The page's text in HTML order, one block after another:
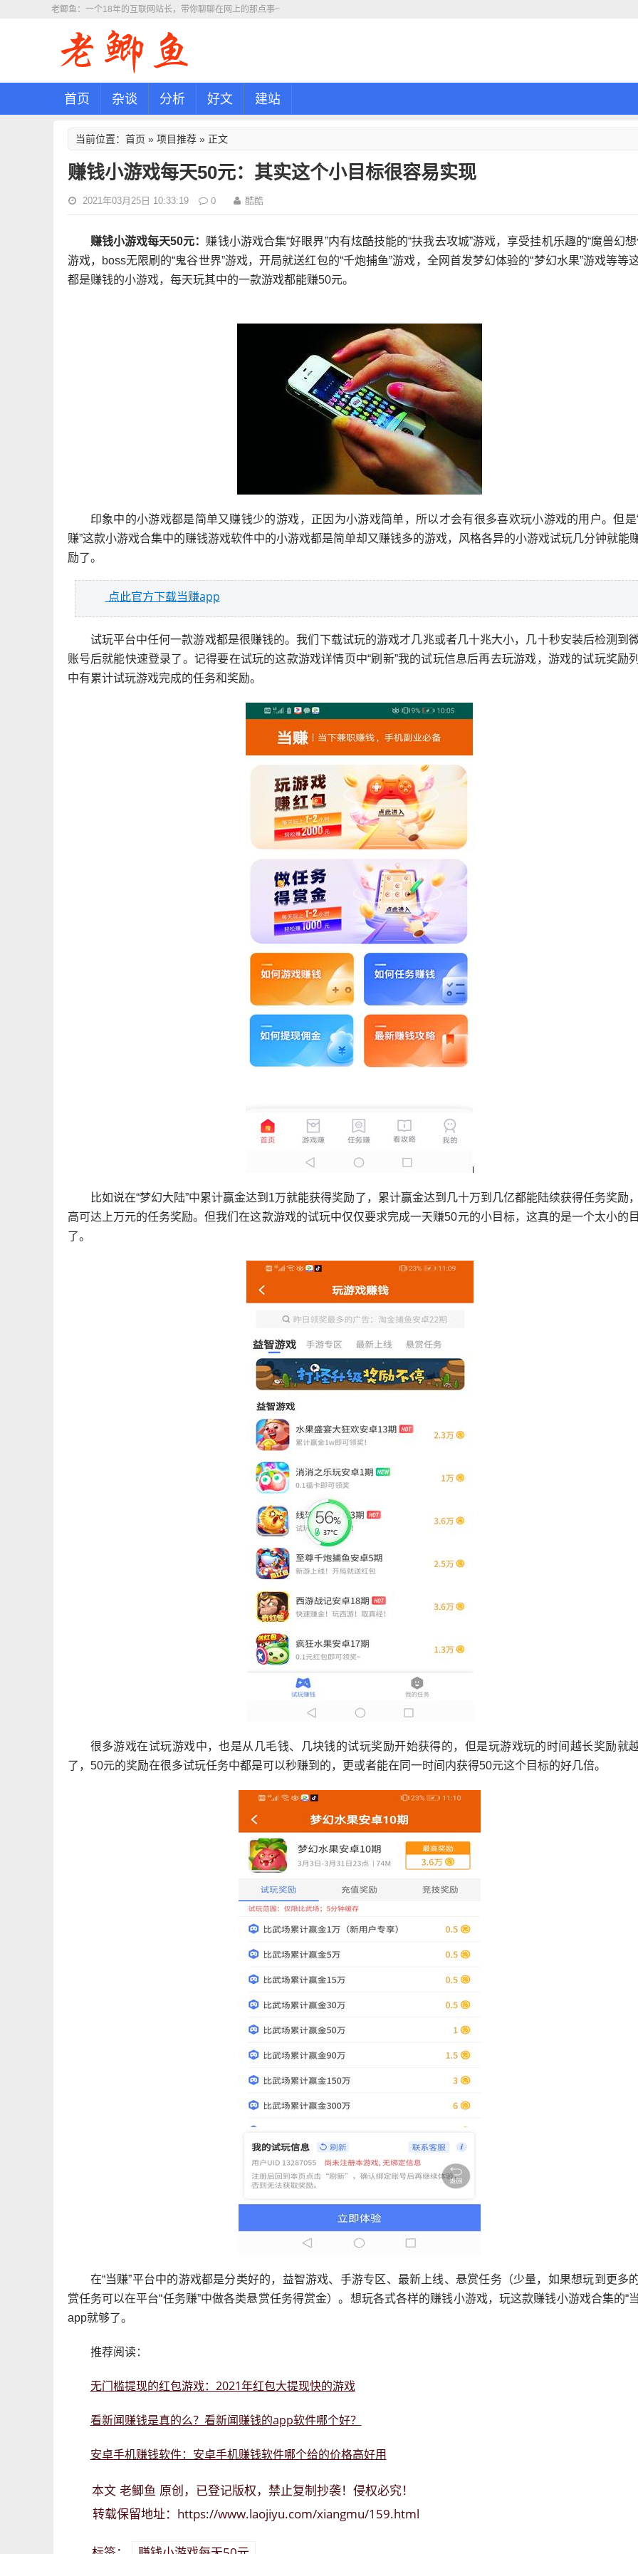
老鲫鱼：一个18年的互联网站长，带你聊聊在网上的那点事~
首页 杂谈 分析 好文 建站
当前位置： 首页 » 项目推荐» 正文
赚钱小游戏每天50元：其实这个小目标很容易实现
2021年03月25日 10:33:19 0 酷酷
赚钱小游戏每天50元： 赚钱小游戏合集“好眼界”内有炫酷技能的“扶我去攻城”游戏，享受挂机乐趣的“魔兽幻想
游戏，boss无限刷的“鬼谷世界”游戏，开局就送红包的“千炮捕鱼”游戏，全网首发梦幻体验的“梦幻水果”游戏等等
都是赚钱的小游戏，每天玩其中的一款游戏都能赚50元。
印象中的小游戏都是简单又赚钱少的游戏，正因为小游戏简单，所以才会有很多喜欢玩小游戏的用户。但是
赚”这款小游戏合集中的赚钱游戏软件中的小游戏都是简单却又赚钱多的游戏，风格各异的小游戏试玩几分钟就能
励了。
点此官方下载当赚app
试玩平台中任何一款游戏都是很赚钱的。我们下载试玩的游戏才几兆或者几十兆大小，几十秒安装后检测到
账号后就能快速登录了。记得要在试玩的这款游戏详情页中“刷新”我的试玩信息后再去玩游戏，游戏的试玩奖励
中有累计试玩游戏完成的任务和奖励。
比如说在“梦幻大陆”中累计赢金达到1万就能获得奖励了，累计赢金达到几十万到几亿都能陆续获得任务奖励
高可达上万元的任务奖励。但我们在这款游戏的试玩中仅仅要求完成一天赚50元的小目标，这真的是一个太小的
了。
很多游戏在试玩游戏中，也是从几毛钱、几块钱的试玩奖励开始获得的，但是玩游戏玩的时间越长奖励就
了，50元的奖励在很多试玩任务中都是可以秒赚到的，更或者能在同一时间内获得50元这个目标的好几倍。
在“当赚”平台中的游戏都是分类好的，益智游戏、手游专区、最新上线、悬赏任务（少量，如果想玩到更多
赏任务可以在平台“任务赚”中做各类悬赏任务得赏金）。想玩各式各样的赚钱小游戏，玩这款赚钱小游戏合集的“
app就够了。
推荐阅读：
无门槛提现的红包游戏：2021年红包大提现快的游戏
看新闻赚钱是真的么？看新闻赚钱的app软件哪个好？
安卓手机赚钱软件：安卓手机赚钱软件哪个给的价格高好用
本文 老鲫鱼 原创，已登记版权，禁止复制抄袭！侵权必究！
转载保留地址： https://www.laojiyu.com/xiangmu/159.html